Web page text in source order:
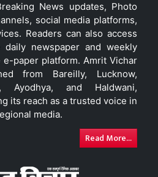
News updates, Photo
social media platforms,
Readers can also access
newspaper and weekly
e-paper platform. Amrit Vichar
from Bareilly, Lucknow,
Ayodhya, and Haldwani,
its reach as a trusted voice in
media.
Read More...